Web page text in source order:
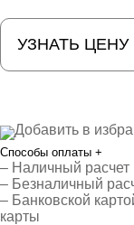
УЗНАТЬ ЦЕНУ
Добавить в
Способы оплаты +
– Наличный расчет
– Безналичный
– Банковской
карты